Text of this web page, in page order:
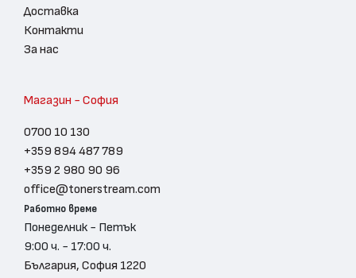
Доставка
Контакти
За нас
Магазин - София
0700 10 130
+359 894 487 789
+359 2 980 90 96
office@tonerstream.com
Работно време
Понеделник - Петък
9:00 ч. - 17:00 ч.
България, София 1220